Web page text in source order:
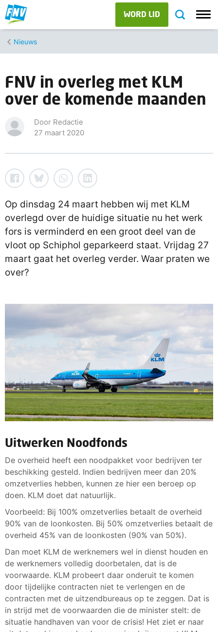
WORD LID
Nieuws
FNV in overleg met KLM
over de komende maanden
Door Redactie
27 maart 2020
Op dinsdag 24 maart hebben wij met KLM
overlegd over de huidige situatie nu het werk
fors is verminderd en een groot deel van de
vloot op Schiphol geparkeerd staat. Vrijdag 27
maart gaat het overleg verder. Waar praten we
over?
Uitwerken Noodfonds
De overheid heeft een noodpakket voor bedrijven ter
beschikking gesteld. Indien bedrijven meer dan 20%
omzetverlies hebben, kunnen ze hier een beroep op
doen. KLM doet dat natuurlijk.
Voorbeeld: Bij 100% omzetverlies betaalt de overheid
90% van de loonkosten. Bij 50% omzetverlies betaalt de
overheid 45% van de loonkosten (90% van 50%).
Dan moet KLM de werknemers wel in dienst houden en
de werknemers volledig doorbetalen, dat is de
voorwaarde. KLM probeert daar onderuit te komen
door tijdelijke contracten niet te verlengen en de
contracten met de uitzendbureaus op te zeggen. Dat is
in strijd met de voorwaarden die de minister stelt: de
situatie handhaven van voor de crisis! Het ziet er naar